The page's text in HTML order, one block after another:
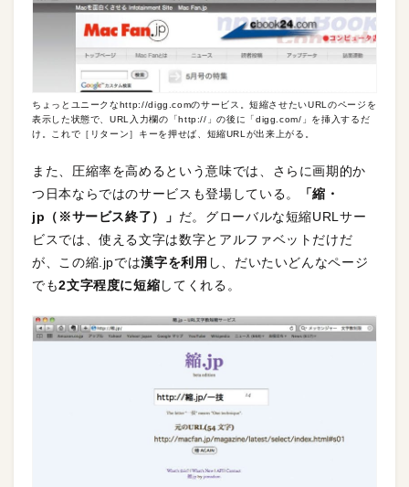
ちょっとユニークなhttp://digg.comのサービス。短縮させたいURLのページを
表示した状態で、URL入力欄の「http://」の後に「digg.com/」を挿入するだ
け。これで［リターン］キーを押せば、短縮URLが出来上がる。
また、圧縮率を高めるという意味では、さらに画期的か
つ日本ならではのサービスも登場している。
「縮・
jp（※サービス終了）」 だ。グローバルな短縮URLサー
ビスでは、使える文字は数字とアルファベットだけだ
が、この縮.jpでは漢字を利用 し、だいたいどんなページ
でも2文字程度に短縮してくれる。